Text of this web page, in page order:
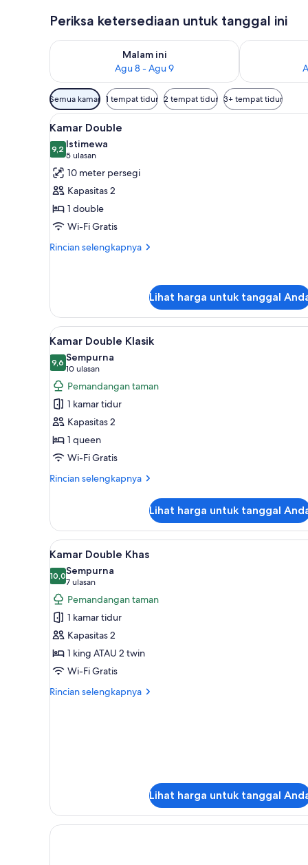
Periksa ketersediaan untuk tanggal ini
Malam ini
Agu 8 - Agu 9
Periksa ketersediaan untuk malam ini Agu 8 - Agu 9
Periksa
Filter
tersedia
untuk
kamar
Semua kamar 1 tempat tidur 2 tempat tidur 3+ tempat tidur
Lihat
semua
foto
untuk
Kamar
Double
Kamar Double | Seprai
5
Kamar Double
9,29,2 dari 10
Istimewa
5 ulasan
(5
ulasan)
10 meter persegi
Kapasitas 2
1 double
Wi-Fi Gratis
Rincian selengkapnya
Rincian
Double
Lihat harga untuk tanggal
Lihat
semua
foto
untuk
Kamar
Double
Klasik
Kamar Double Klasik | Seprai
8
Kamar Double Klasik
9,69,6 dari 10
Sempurna
10 ulasan
(10
ulasan)
Pemandangan taman
1 kamar tidur
Kapasitas 2
1 queen
Wi-Fi Gratis
Rincian selengkapnya
Rincian
Kamar
Double
Klasik
Lihat harga untuk tanggal
Lihat
semua
foto
untuk
Kamar
Double
Khas
Kamar Double Khas | Seprai
8
Kamar Double Khas
10,010,0 dari 10
Sempurna
7 ulasan
(7
ulasan)
Pemandangan taman
1 kamar tidur
Kapasitas 2
1 king ATAU 2 twin
Wi-Fi Gratis
Rincian selengkapnya
Rincian
Lihat harga untuk tanggal